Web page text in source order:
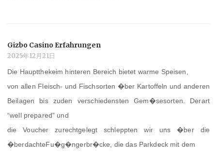
Gizbo Casino Erfahrungen
2025年12月21日
Die Hauptthekeim hinteren Bereich bietet warme Speisen,
von allen Fleisch- und Fischsorten �ber Kartoffeln und anderen
Beilagen bis zuden verschiedensten Gem�sesorten. Derart
“well prepared” und
die Voucher zurechtgelegt schleppten wir uns �ber die
�berdachteFu�g�ngerbr�cke, die das Parkdeck mit dem